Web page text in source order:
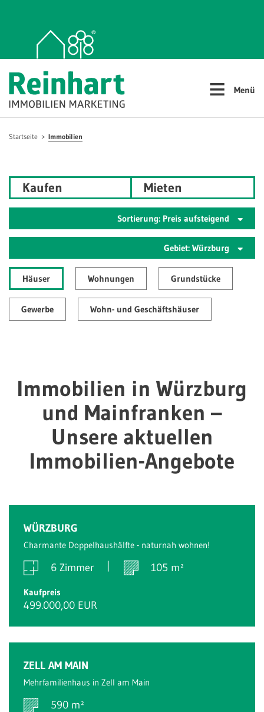
≡ Menü
Startseite Immobilien
Kaufen Mieten
Sortierung: Preis aufsteigend
Gebiet: Würzburg
Häuser Wohnungen Grundstücke
Gewerbe Wohn- und Geschäftshäuser
Immobilien in Würzburg
und Mainfranken –
Unsere aktuellen
Immobilien-Angebote
WÜRZBURG
Charmante Doppelhaushälfte - naturnah wohnen!
6 Zimmer 105 m²
Kaufpreis
499.000,00 EUR
ZELL AM MAIN
Mehrfamilienhaus in Zell am Main
590 m²